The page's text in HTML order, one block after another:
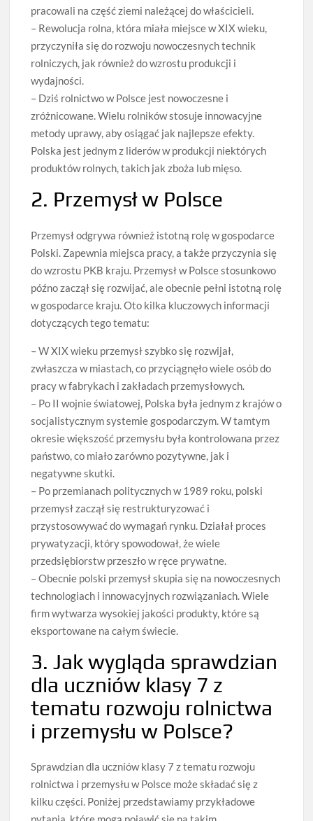
pracowali na część ziemi należącej do właścicieli.
– Rewolucja rolna, która miała miejsce w XIX wieku,
przyczyniła się do rozwoju nowoczesnych technik
rolniczych, jak również do wzrostu produkcji i
wydajności.
– Dziś rolnictwo w Polsce jest nowoczesne i
zróżnicowane. Wielu rolników stosuje innowacyjne
metody uprawy, aby osiągać jak najlepsze efekty.
Polska jest jednym z liderów w produkcji niektórych
produktów rolnych, takich jak zboża lub mięso.
2. Przemysł w Polsce
Przemysł odgrywa również istotną rolę w gospodarce
Polski. Zapewnia miejsca pracy, a także przyczynia się
do wzrostu PKB kraju. Przemysł w Polsce stosunkowo
późno zaczął się rozwijać, ale obecnie pełni istotną rolę
w gospodarce kraju. Oto kilka kluczowych informacji
dotyczących tego tematu:
– W XIX wieku przemysł szybko się rozwijał,
zwłaszcza w miastach, co przyciągnęło wiele osób do
pracy w fabrykach i zakładach przemysłowych.
– Po II wojnie światowej, Polska była jednym z krajów o
socjalistycznym systemie gospodarczym. W tamtym
okresie większość przemysłu była kontrolowana przez
państwo, co miało zarówno pozytywne, jak i
negatywne skutki.
– Po przemianach politycznych w 1989 roku, polski
przemysł zaczął się restrukturyzować i
przystosowywać do wymagań rynku. Działał proces
prywatyzacji, który spowodował, że wiele
przedsiębiorstw przeszło w ręce prywatne.
– Obecnie polski przemysł skupia się na nowoczesnych
technologiach i innowacyjnych rozwiązaniach. Wiele
firm wytwarza wysokiej jakości produkty, które są
eksportowane na całym świecie.
3. Jak wygląda sprawdzian
dla uczniów klasy 7 z
tematu rozwoju rolnictwa
i przemysłu w Polsce?
Sprawdzian dla uczniów klasy 7 z tematu rozwoju
rolnictwa i przemysłu w Polsce może składać się z
kilku części. Poniżej przedstawiamy przykładowe